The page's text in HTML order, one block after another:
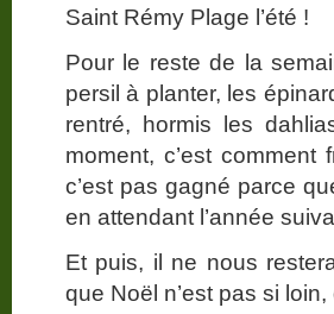
Saint Rémy Plage l’été !
Pour le reste de la
persil à planter, les
rentré, hormis les
moment, c’est
c’est pas gagné parce
en attendant l’année
Et puis, il ne nous
que Noël n’est pas si